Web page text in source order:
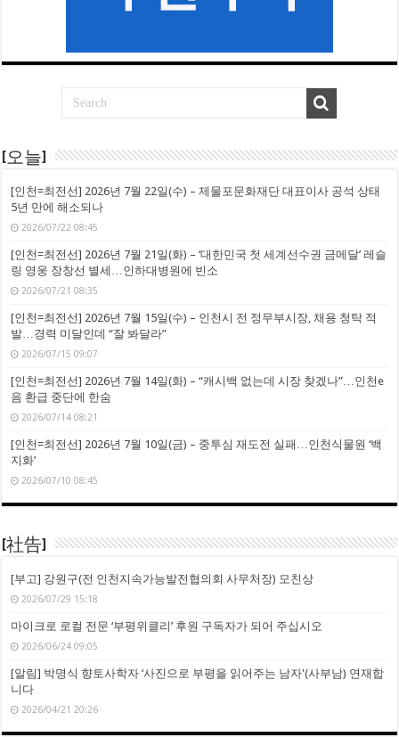
[오늘]
[인천=최전선] 2026년 7월 22일(수) – 제물포문화재단 대표이사 공석 상태
5년 만에 해소되나
2026/07/22 08:45
[인천=최전선] 2026년 7월 21일(화) – ‘대한민국 첫 세계선수권 금메달’ 레슬
링 영웅 장창선 별세…인하대병원에 빈소
2026/07/21 08:35
[인천=최전선] 2026년 7월 15일(수) – 인천시 전 정무부시장, 채용 청탁 적
발…경력 미달인데 “잘 봐달라”
2026/07/15 09:07
[인천=최전선] 2026년 7월 14일(화) – “캐시백 없는데 시장 찾겠나”…인천e
음 환급 중단에 한숨
2026/07/14 08:21
[인천=최전선] 2026년 7월 10일(금) – 중투심 재도전 실패…인천식물원 ‘백
지화’
2026/07/10 08:45
[社告]
[부고] 강원구(전 인천지속가능발전협의회 사무처장) 모친상
2026/07/29 15:18
마이크로 로컬 전문 ‘부평위클리’ 후원 구독자가 되어 주십시오
2026/06/24 09:05
[알림] 박명식 향토사학자 ‘사진으로 부평을 읽어주는 남자'(사부남) 연재합
니다
2026/04/21 20:26